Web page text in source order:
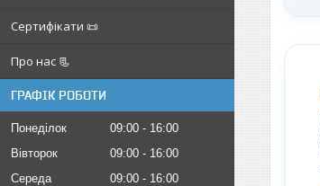
Сертифікати 📜
Про нас 📃
ГРАФІК РОБОТИ
Понеділок 09:00
16:00
Вівторок
09:00
16:00
Середа
09:00
16:00